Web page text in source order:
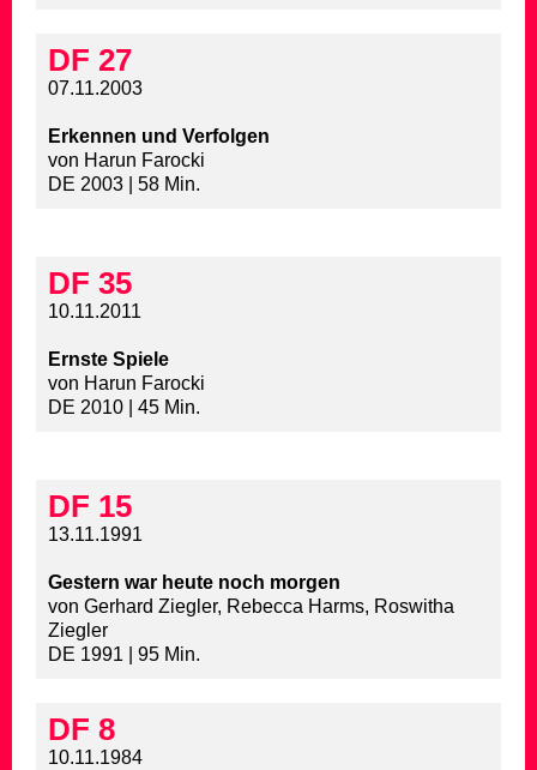
DF 27
07.11.2003
Erkennen und Verfolgen
von Harun Farocki
DE 2003 | 58 Min.
DF 35
10.11.2011
Ernste Spiele
von Harun Farocki
DE 2010 | 45 Min.
DF 15
13.11.1991
Gestern war heute noch morgen
von Gerhard Ziegler, Rebecca Harms, Roswitha
Ziegler
DE 1991 | 95 Min.
DF 8
10.11.1984